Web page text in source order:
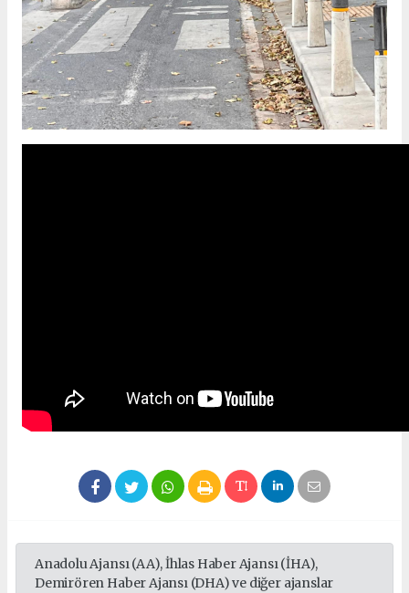
Anadolu Ajansı (AA), İhlas Haber Ajansı (İHA),
Demirören Haber Ajansı (DHA) ve diğer ajanslar